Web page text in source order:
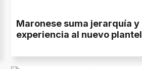
Maronese suma jerarquía y
experiencia al nuevo plantel